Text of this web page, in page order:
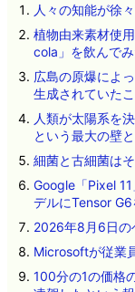
人々の知能が徐
植物由来素材使
cola」を飲んで
広島の原爆によ
生成されていた
人類が太陽系を
という最大の壁
細菌と古細菌は
Google「Pixel
デルにTensor
2026年8月6日の
Microsoftが従業
100分の1の価格